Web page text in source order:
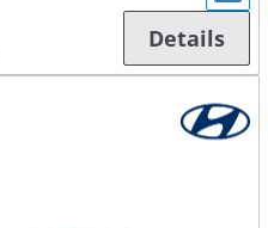
Details